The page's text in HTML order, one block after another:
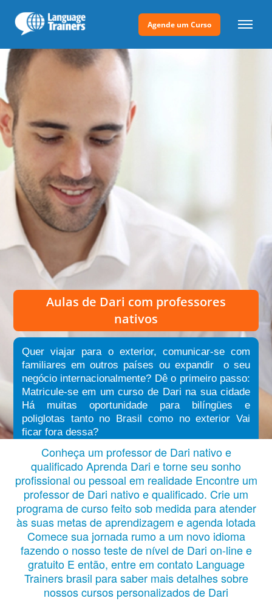
Agende um Curso
Aulas de Dari com professores
nativos
Quer viajar para o exterior, comunicar-se com
familiares em outros países ou expandir o seu
negócio internacionalmente? Dê o primeiro passo:
Matricule-se em um curso de Dari na sua cidade
Há muitas oportunidade para bilíngües e
poliglotas tanto no Brasil como no exterior Vai
ficar fora dessa?
Conheça um professor de Dari nativo e
qualificado Aprenda Dari e torne seu sonho
profissional ou pessoal em realidade Encontre um
professor de Dari nativo e qualificado. Crie um
programa de curso feito sob medida para atender
às suas metas de aprendizagem e agenda lotada
Comece sua jornada rumo a um novo idioma
fazendo o nosso teste de nível de Dari on-line e
gratuito E então, entre em contato Language
Trainers brasil para saber mais detalhes sobre
nossos cursos personalizados de Dari